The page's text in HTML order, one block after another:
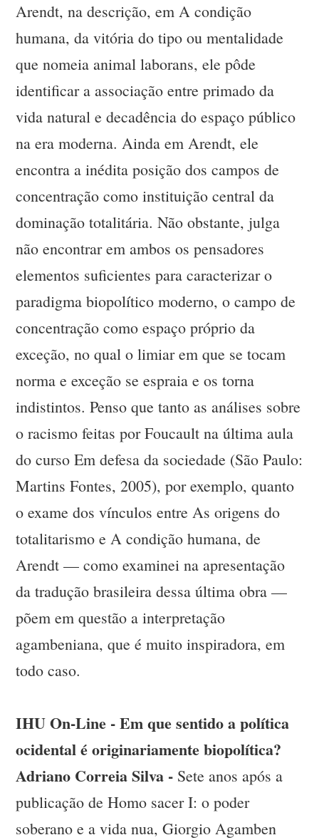
Arendt, na descrição, em A condição
humana, da vitória do tipo ou mentalidade
que nomeia animal laborans, ele pôde
identificar a associação entre primado da
vida natural e decadência do espaço público
na era moderna. Ainda em Arendt, ele
encontra a inédita posição dos campos de
concentração como instituição central da
dominação totalitária. Não obstante, julga
não encontrar em ambos os pensadores
elementos suficientes para caracterizar o
paradigma biopolítico moderno, o campo de
concentração como espaço próprio da
exceção, no qual o limiar em que se tocam
norma e exceção se espraia e os torna
indistintos. Penso que tanto as análises sobre
o racismo feitas por Foucault na última aula
do curso Em defesa da sociedade (São Paulo:
Martins Fontes, 2005), por exemplo, quanto
o exame dos vínculos entre As origens do
totalitarismo e A condição humana, de
Arendt — como examinei na apresentação
da tradução brasileira dessa última obra —
põem em questão a interpretação
agambeniana, que é muito inspiradora, em
todo caso.
IHU On-Line - Em que sentido a política
ocidental é originariamente biopolítica?
Adriano Correia Silva - Sete anos após a
publicação de Homo sacer I: o poder
soberano e a vida nua, Giorgio Agamben